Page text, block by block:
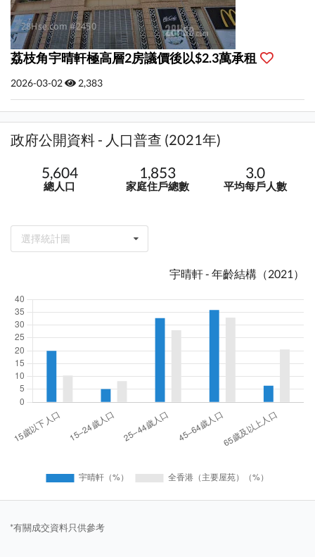
荔枝角宇晴軒極高層2房議價後以$2.3萬承租
2026-03-02 2,383
政府公開資料 - 人口普查 (2021年)
5,604
總人口
1,853
家庭住戶總數
3.0
平均每戶人數
選擇統計圖
宇晴軒 - 年齡結構（2021）
*有關成交資料只供參考